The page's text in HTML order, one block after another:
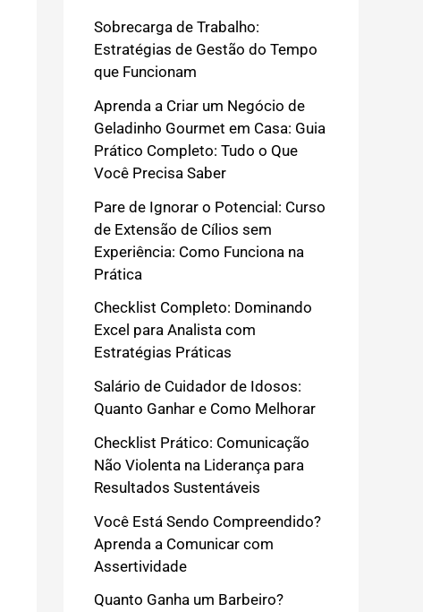
Sobrecarga de Trabalho:
Estratégias de Gestão do Tempo
que Funcionam
Aprenda a Criar um Negócio de
Geladinho Gourmet em Casa: Guia
Prático Completo: Tudo o Que
Você Precisa Saber
Pare de Ignorar o Potencial: Curso
de Extensão de Cílios sem
Experiência: Como Funciona na
Prática
Checklist Completo: Dominando
Excel para Analista com
Estratégias Práticas
Salário de Cuidador de Idosos:
Quanto Ganhar e Como Melhorar
Checklist Prático: Comunicação
Não Violenta na Liderança para
Resultados Sustentáveis
Você Está Sendo Compreendido?
Aprenda a Comunicar com
Assertividade
Quanto Ganha um Barbeiro?